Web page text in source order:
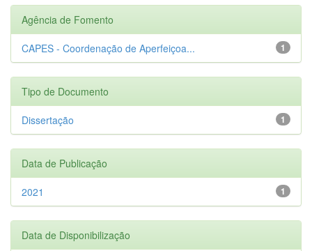
Agência de Fomento
1
CAPES - Coordenação de Aperfeiçoa...
Tipo de Documento
1
Dissertação
Data de Publicação
1
2021
Data de Disponibilização